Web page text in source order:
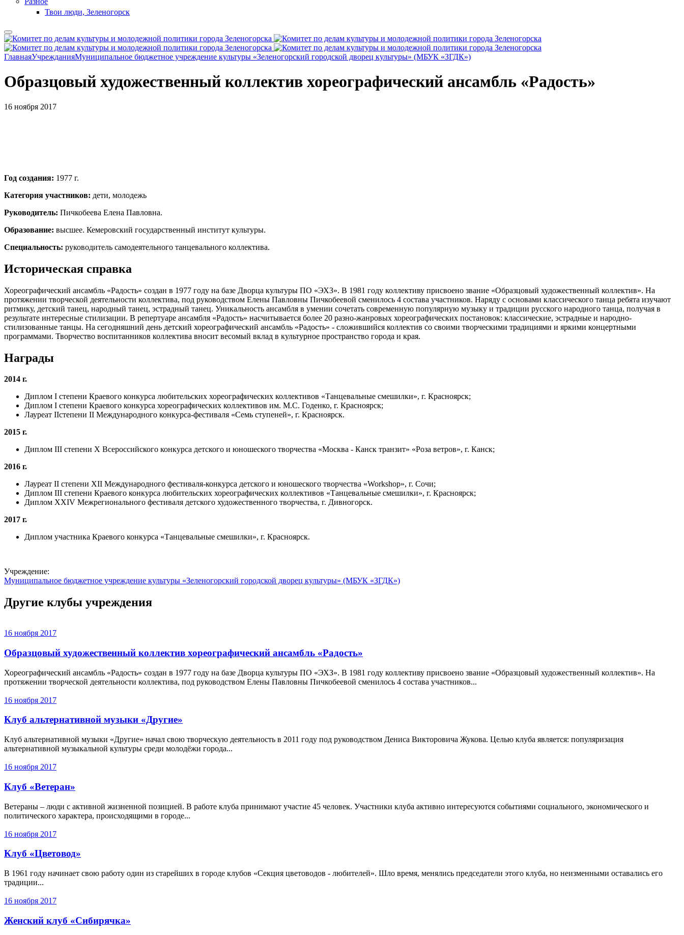
Твои люди, Зеленогорск
ГлавнаяУчрежданияМуниципальное бюджетное учреждение культуры «Зеленогорский городской дворец культуры» (МБУК «ЗГДК»)
Образцовый художественный коллектив хореографический ансамбль «Радость»
16 ноября 2017
Год создания: 1977 г.
Категория участников: дети, молодежь
Руководитель: Пичкобеева Елена Павловна.
Образование: высшее. Кемеровский государственный институт культуры.
Специальность: руководитель самодеятельного танцевального коллектива.
Историческая справка
Хореографический ансамбль «Радость» создан в 1977 году на базе Дворца культуры ПО «ЭХЗ». В 1981 году коллективу присвоено звание «Образцовый художественный коллектив». На
протяжении творческой деятельности коллектива, под руководством Елены Павловны Пичкобеевой сменилось 4 состава участников. Наряду с основами классического танца ребята изучают
ритмику, детский танец, народный танец, эстрадный танец. Уникальность ансамбля в умении сочетать современную популярную музыку и традиции русского народного танца, получая в
результате интересные стилизации. В репертуаре ансамбля «Радость» насчитывается более 20 разно-жанровых хореографических постановок: классические, эстрадные и народно-
стилизованные танцы. На сегодняшний день детский хореографический ансамбль «Радость» - сложившийся коллектив со своими творческими традициями и яркими концертными
программами. Творчество воспитанников коллектива вносит весомый вклад в культурное пространство города и края.
Награды
2014 г.
Диплом I степени Краевого конкурса любительских хореографических коллективов «Танцевальные смешилки», г. Красноярск;
Диплом I степени Краевого конкурса хореографических коллективов им. М.С. Годенко, г. Красноярск;
Лауреат IIстепени II Международного конкурса-фестиваля «Семь ступеней», г. Красноярск.
2015 г.
Диплом III степени X Всероссийского конкурса детского и юношеского творчества «Москва - Канск транзит» «Роза ветров», г. Канск;
2016 г.
Лауреат II степени XII Международного фестиваля-конкурса детского и юношеского творчества «Workshop», г. Сочи;
Диплом III степени Краевого конкурса любительских хореографических коллективов «Танцевальные смешилки», г. Красноярск;
Диплом XXIV Межрегионального фестиваля детского художественного творчества, г. Дивногорск.
2017 г.
Диплом участника Краевого конкурса «Танцевальные смешилки», г. Красноярск.
Учреждение:
Муниципальное бюджетное учреждение культуры «Зеленогорский городской дворец культуры» (МБУК «ЗГДК»)
Другие клубы учреждения
16 ноября 2017
Образцовый художественный коллектив хореографический ансамбль «Радость»
Хореографический ансамбль «Радость» создан в 1977 году на базе Дворца культуры ПО «ЭХЗ». В 1981 году коллективу присвоено звание «Образцовый художественный коллектив». На
протяжении творческой деятельности коллектива, под руководством Елены Павловны Пичкобеевой сменилось 4 состава участников...
16 ноября 2017
Клуб альтернативной музыки «Другие»
Клуб альтернативной музыки «Другие» начал свою творческую деятельность в 2011 году под руководством Дениса Викторовича Жукова. Целью клуба является: популяризация
альтернативной музыкальной культуры среди молодёжи города...
16 ноября 2017
Клуб «Ветеран»
Ветераны – люди с активной жизненной позицией. В работе клуба принимают участие 45 человек. Участники клуба активно интересуются событиями социального, экономического и
политического характера, происходящими в городе...
16 ноября 2017
Клуб «Цветовод»
В 1961 году начинает свою работу один из старейших в городе клубов «Секция цветоводов - любителей». Шло время, менялись председатели этого клуба, но неизменными оставались его
традиции...
16 ноября 2017
Женский клуб «Сибирячка»